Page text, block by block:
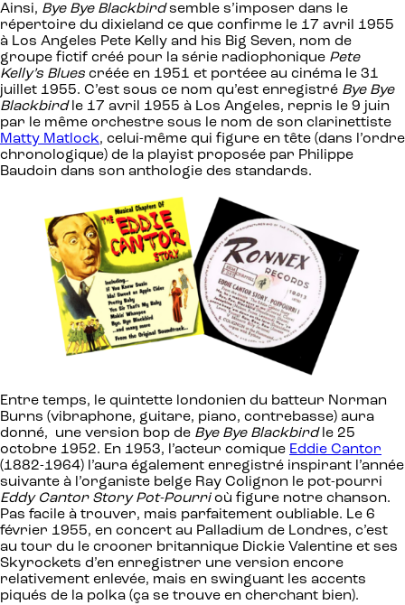
Ainsi, Bye Bye Blackbirdsemble s’imposer dans le
répertoire du dixieland ce que confirme le 17 avril 1955
à Los Angeles Pete Kelly and his Big Seven, nom de
groupe fictif créé pour la série radiophonique Pete
Kelly’s Blues créée en 1951 et portéee au cinéma le 31
juillet 1955. C’est sous ce nom qu’est enregistré Bye Bye
Blackbird le 17 avril 1955 à Los Angeles, repris le 9 juin
par le même orchestre sous le nom de son clarinettiste
Matty Matlock, celui-même qui figure en tête (dans l’ordre
chronologique) de la playist proposée par Philippe
Baudoin dans son anthologie des standards.
Entre temps, le quintette londonien du batteur Norman
Burns (vibraphone, guitare, piano, contrebasse) aura
donné, une version bop de Bye Bye Blackbirdle 25
octobre 1952. En 1953, l’acteur comique Eddie Cantor
(1882-1964) l’aura également enregistré inspirant l’année
suivante à l’organiste belge Ray Colignon le pot-pourri
Eddy Cantor Story Pot-Pourrioù figure notre chanson.
Pas facile à trouver, mais parfaitement oubliable. Le 6
février 1955, en concert au Palladium de Londres, c’est
au tour du le crooner britannique Dickie Valentine et ses
Skyrockets d’en enregistrer une version encore
relativement enlevée, mais en swinguant les accents
piqués de la polka (ça se trouve en cherchant bien).